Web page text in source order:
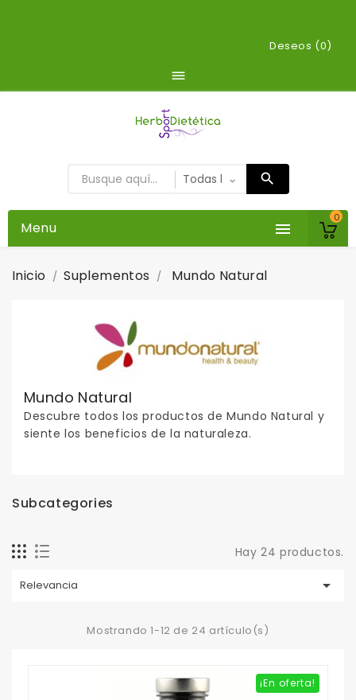
Deseos (0)

0

Menu
Inicio Suplementos Mundo Natural
Mundo Natural
Descubre todos los productos de Mundo Natural y
siente los beneficios de la naturaleza.
Subcategories
Hay 24 productos.
Relevancia 
Mostrando 1-12 de 24 artículo(s)
¡En oferta!